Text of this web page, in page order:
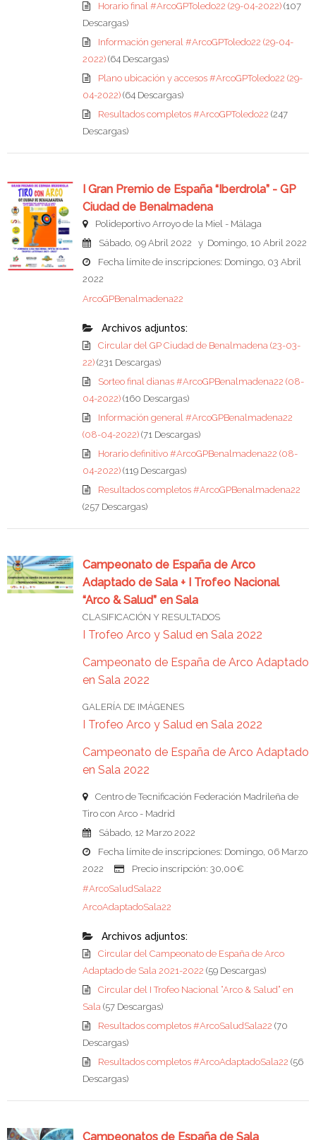
Horario final #ArcoGPToledo22 (29-04-2022) (107
Descargas)
Información general #ArcoGPToledo22 (29-04-
2022) (64 Descargas)
Plano ubicación y accesos #ArcoGPToledo22 (29-
04-2022) (64 Descargas)
Resultados completos #ArcoGPToledo22 (247
Descargas)
I Gran Premio de España “Iberdrola” - GP
Ciudad de Benalmadena
Polideportivo Arroyo de la Miel - Málaga
Sábado, 09 Abril 2022 y Domingo, 10 Abril 2022
Fecha límite de inscripciones: Domingo, 03 Abril
2022
ArcoGPBenalmadena22
Archivos adjuntos:
Circular del GP Ciudad de Benalmadena (23-03-
22) (231 Descargas)
Sorteo final dianas #ArcoGPBenalmadena22 (08-
04-2022) (160 Descargas)
Información general #ArcoGPBenalmadena22
(08-04-2022) (71 Descargas)
Horario definitivo #ArcoGPBenalmadena22 (08-
04-2022) (119 Descargas)
Resultados completos #ArcoGPBenalmadena22
(257 Descargas)
Campeonato de España de Arco
Adaptado de Sala + I Trofeo Nacional
“Arco & Salud” en Sala
CLASIFICACIÓN Y RESULTADOS
I Trofeo Arco y Salud en Sala 2022
Campeonato de España de Arco Adaptado
en Sala 2022
GALERÍA DE IMÁGENES
I Trofeo Arco y Salud en Sala 2022
Campeonato de España de Arco Adaptado
en Sala 2022
Centro de Tecnificación Federación Madrileña de
Tiro con Arco - Madrid
Sábado, 12 Marzo 2022
Fecha límite de inscripciones: Domingo, 06 Marzo
2022
Precio inscripción: 30,00€
#ArcoSaludSala22
ArcoAdaptadoSala22
Archivos adjuntos:
Circular del Campeonato de España de Arco
Adaptado de Sala 2021-2022 (59 Descargas)
Circular del I Trofeo Nacional “Arco & Salud” en
Sala (57 Descargas)
Resultados completos #ArcoSaludSala22 (70
Descargas)
Resultados completos #ArcoAdaptadoSala22 (56
Descargas)
Campeonatos de España de Sala